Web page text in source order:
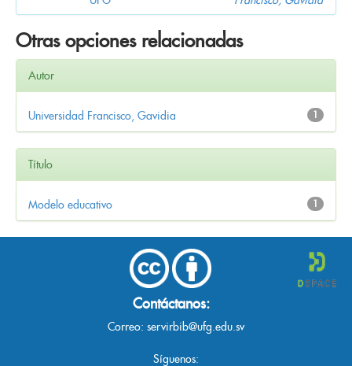
Otras opciones relacionadas
Autor
1
Universidad Francisco, Gavidia
Título
1
Modelo educativo
Contáctanos:
Correo: servirbib@ufg.edu.sv
Síguenos: